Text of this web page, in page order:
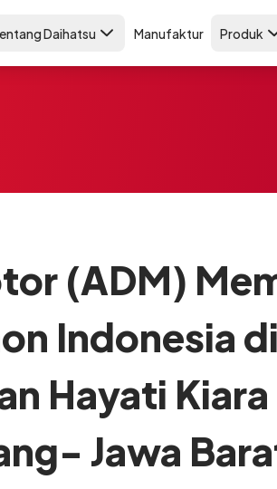
Daihatsu Manufaktur Produk
(ADM)
Indonesia
Hayati
Jawa